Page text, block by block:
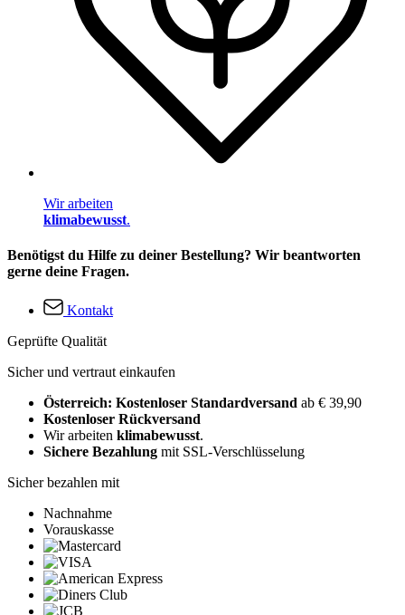
Wir arbeiten
klimabewusst.
Benötigst du Hilfe zu deiner Bestellung? Wir beantworten
gerne deine Fragen.
Kontakt
Geprüfte Qualität
Sicher und vertraut einkaufen
Österreich: Kostenloser Standardversand ab € 39,90
Kostenloser Rückversand
Wir arbeiten klimabewusst.
Sichere Bezahlung mit SSL-Verschlüsselung
Sicher bezahlen mit
Nachnahme
Vorauskasse